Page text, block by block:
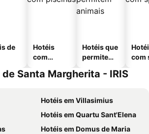
de
Hotéis
com
Hotéis que
permitem
com
Santa Margherita - IRIS
Hotéis em Villasimius
Hotéis em Quartu Sant'Elena
Hotéis em Domus de Maria